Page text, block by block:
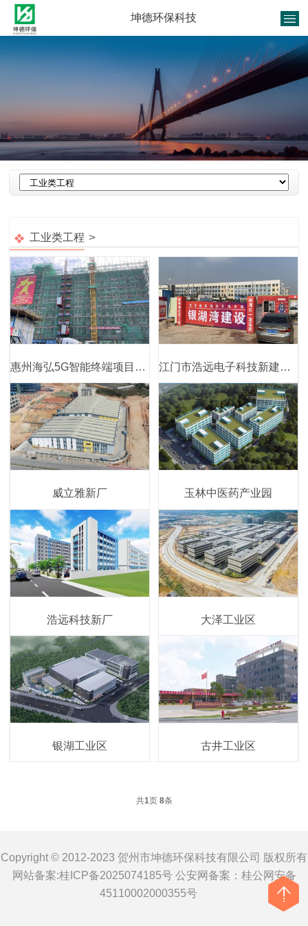
坤德环保科技
工业类工程 >
惠州海弘5G智能终端项目一期工程 江门市浩远电子科技新建芯片封装基地项目
威立雅新厂 玉林中医药产业园
浩远科技新厂 大泽工业区
银湖工业区 古井工业区
共1页 8条
Copyright © 2012-2023 贺州市坤德环保科技有限公司 版权所有
网站备案:桂ICP备2025074185号公安网备案： 桂公网安备
45110002000355号